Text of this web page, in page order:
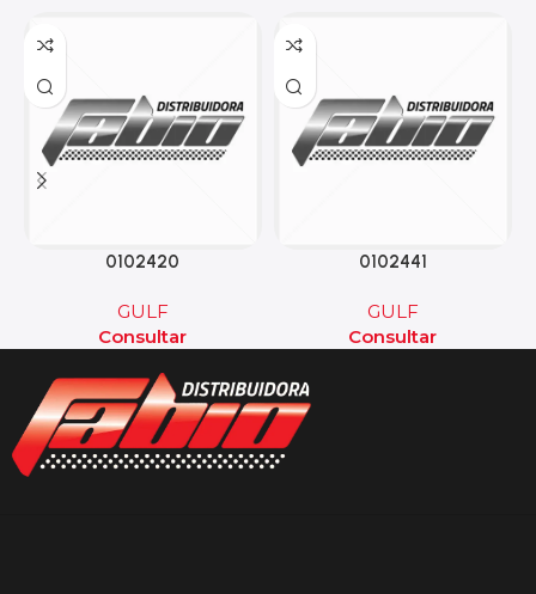
0102420
GULF
Consultar
0102441
GULF
Consultar